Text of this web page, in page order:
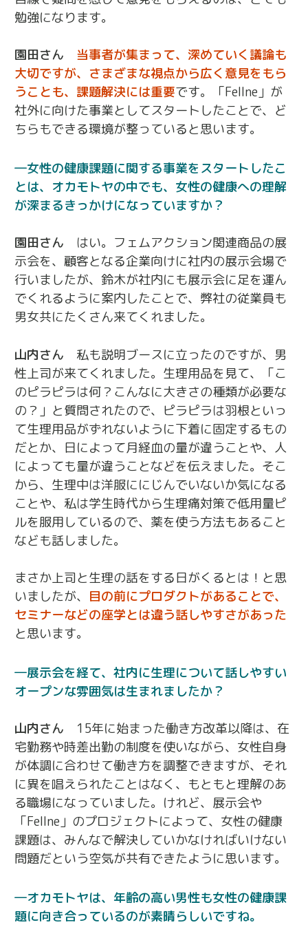
勉強になります。
園田さん
当事者が集まって、深めていく議論も
大切ですが、さまざまな視点から広く意見をもら
うことも、課題解決には重要です。「Fellne」が
社外に向けた事業としてスタートしたことで、ど
ちらもできる環境が整っていると思います。
女性の健康課題に関する事業をスタートしたこ
とは、オカモトヤの中でも、女性の健康への理解
が深まるきっかけになっていますか？
園田さん
はい。フェムアクション関連商品の展
示会を、顧客となる企業向けに社内の展示会場で
行いましたが、鈴木が社内にも展示会に足を運ん
でくれるように案内したことで、弊社の従業員も
男女共にたくさん来てくれました。
山内さん
私も説明ブースに立ったのですが、男
性上司が来てくれました。生理用品を見て、「こ
のピラピラは何？こんなに大きさの種類が必要な
の？」と質問されたので、ピラピラは羽根といっ
て生理用品がずれないように下着に固定するもの
だとか、日によって月経血の量が違うことや、人
によっても量が違うことなどを伝えました。そこ
から、生理中は洋服ににじんでいないか気になる
ことや、私は学生時代から生理痛対策で低用量ピ
ルを服用しているので、薬を使う方法もあること
なども話しました。
まさか上司と生理の話をする日がくるとは！と思
いましたが、 目の前にプロダクトがあることで、
セミナーなどの座学とは違う話しやすさがあった
と思います。
展示会を経て、社内に生理について話しやすい
オープンな雰囲気は生まれましたか？
山内さん
15年に始まった働き方改革以降は、在
宅勤務や時差出勤の制度を使いながら、女性自身
が体調に合わせて働き方を調整できますが、それ
に異を唱えられたことはなく、もともと理解のあ
る職場になっていました。けれど、展示会や
「Fellne」のプロジェクトによって、女性の健康
課題は、みんなで解決していかなければいけない
問題だという空気が共有できたように思います。
オカモトヤは、年齢の高い男性も女性の健康課
題に向き合っているのが素晴らしいですね。